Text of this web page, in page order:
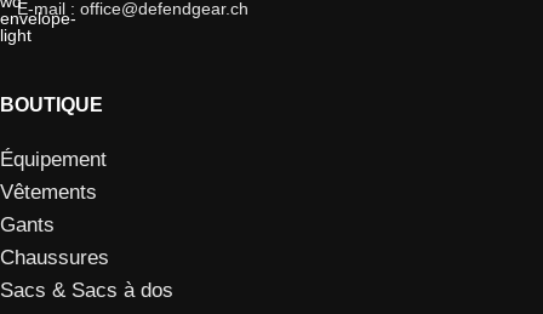
E-mail : office@defendgear.ch
BOUTIQUE
Équipement
Vêtements
Gants
Chaussures
Sacs & Sacs à dos